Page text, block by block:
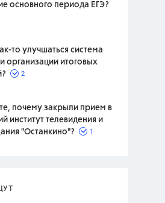
основного периода ЕГЭ?
то улучшаться система
организации итоговых
2
почему закрыли прием в
институт телевидения и
"Останкино"?
1